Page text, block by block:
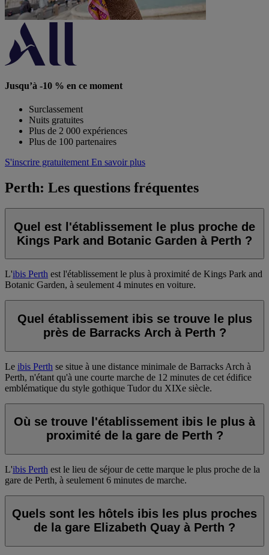
Jusqu’à -10 % en ce moment
Surclassement
Nuits gratuites
Plus de 2 000 expériences
Plus de 100 partenaires
S'inscrire gratuitement En savoir plus
Perth: Les questions fréquentes
Quel est l'établissement le plus proche de
Kings Park and Botanic Garden à Perth ?
L'ibis Perth est l'établissement le plus à proximité de Kings Park and
Botanic Garden, à seulement 4 minutes en voiture.
Quel établissement ibis se trouve le plus
près de Barracks Arch à Perth ?
Le ibis Perth se situe à une distance minimale de Barracks Arch à
Perth, n'étant qu'à une courte marche de 12 minutes de cet édifice
emblématique du style gothique Tudor du XIXe siècle.
Où se trouve l'établissement ibis le plus à
proximité de la gare de Perth ?
L'ibis Perth est le lieu de séjour de cette marque le plus proche de la
gare de Perth, à seulement 6 minutes de marche.
Quels sont les hôtels ibis les plus proches
de la gare Elizabeth Quay à Perth ?